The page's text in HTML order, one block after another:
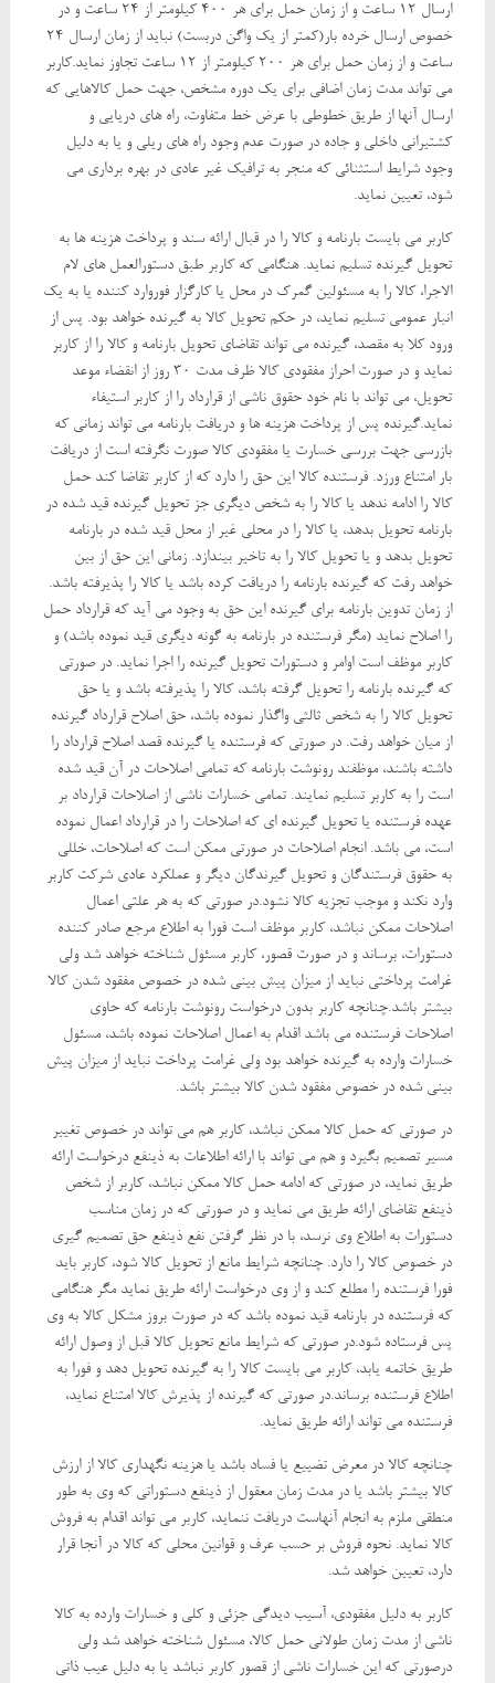
ارسال 12 ساعت و از زمان حمل برای هر 400 کیلومتر از 24 ساعت و در
خصوص ارسال خرده بار(کمتر از یک واگن دربست) نباید از زمان ارسال 24
ساعت و از زمان حمل برای هر 200 کیلومتر از 12 ساعت تجاوز نماید.کاربر
می تواند مدت زمان اضافی برای یک دوره مشخص، جهت حمل کالاهایی که
ارسال آنها از طریق خطوطی با عرض خط متفاوت، راه های دریایی و
کشتیرانی داخلی و جاده در صورت عدم وجود راه های ریلی و یا به دلیل
وجود شرایط استثنائی که منجر به ترافیک غیر عادی در بهره برداری می
شود، تعیین نماید.
کاربر می بایست بارنامه و کالا را در قبال ارائه سند و پرداخت هزینه ها به
تحویل گیرنده تسلیم نماید. هنگامی که کاربر طبق دستورالعمل های لام
الاجرا، کالا را به مسئولین گمرک در محل یا کارگزار فوروارد کننده یا به یک
انبار عمومی تسلیم نماید، در حکم تحویل کالا به گیرنده خواهد بود. پس از
ورود کلا به مقصد، گیرنده می تواند تقاضای تحویل بارنامه و کالا را از کاربر
نماید و در صورت احراز مفقودی کالا ظرف مدت 30 روز از انقضاء موعد
تحویل، می تواند با نام خود حقوق ناشی از قرارداد را از کاربر استیفاء
نماید.گیرنده پس از پرداخت هزینه ها و دریافت بارنامه می تواند زمانی که
بازرسی جهت بررسی خسارت یا مفقودی کالا صورت نگرفته است از دریافت
بار امتناع ورزد. فرستنده کالا این حق را دارد که از کاربر تقاضا کند حمل
کالا را ادامه ندهد یا کالا را به شخص دیگری جز تحویل گیرنده قید شده در
بارنامه تحویل بدهد، یا کالا را در محلی غیر از محل قید شده در بارنامه
تحویل بدهد و یا تحویل کالا را به تاخیر بیندازد. زمانی این حق از بین
خواهد رفت که گیرنده بارنامه را دریافت کرده باشد یا کالا را پذیرفته باشد.
از زمان تدوین بارنامه برای گیرنده این حق به وجود می آید که قرارداد حمل
را اصلاح نماید (مگر فرستنده در بارنامه به گونه دیگری قید نموده باشد) و
کاربر موظف است اوامر و دستورات تحویل گیرنده را اجرا نماید. در صورتی
که گیرنده بارنامه را تحویل گرفته باشد، کالا را پذیرفته باشد و یا حق
تحویل کالا را به شخص ثالثی واگذار نموده باشد، حق اصلاح قرارداد گیرنده
از میان خواهد رفت. در صورتی که فرستنده یا گیرنده قصد اصلاح قرارداد را
داشته باشند، موظفند رونوشت بارنامه که تمامی اصلاحات در آن قید شده
است را به کاربر تسلیم نمایند. تمامی خسارات ناشی از اصلاحات قرارداد بر
عهده فرستنده یا تحویل گیرنده ای که اصلاحات را در قرارداد اعمال نموده
است، می باشد. انجام اصلاحات در صورتی ممکن است که اصلاحات، خللی
به حقوق فرستندگان و تحویل گیرندگان دیگر و عملکرد عادی شرکت کاربر
وارد نکند و موجب تجزیه کالا نشود.در صورتی که به هر علتی اعمال
اصلاحات ممکن نباشد، کاربر موظف است فورا به اطلاع مرجع صادر کننده
دستورات، برساند و در صورت قصور، کاربر مسئول شناخته خواهد شد ولی
غرامت پرداختی نباید از میزان پیش بینی شده در خصوص مفقود شدن کالا
بیشتر باشد.چنانچه کاربر بدون درخواست رونوشت بارنامه که حاوی
اصلاحات فرستنده می باشد اقدام به اعمال اصلاحات نموده باشد، مسئول
خسارات وارده به گیرنده خواهد بود ولی غرامت پرداخت نباید از میزان پیش
بینی شده در خصوص مفقود شدن کالا بیشتر باشد.
در صورتی که حمل کالا ممکن نباشد، کاربر هم می تواند در خصوص تغییر
مسیر تصمیم بگیرد و هم می تواند با ارائه اطلاعات به ذینفع درخواست ارائه
طریق نماید، در صورتی که ادامه حمل کالا ممکن نباشد، کاربر از شخص
ذینفع تقاضای ارائه طریق می نماید و در صورتی که در زمان مناسب
دستورات به اطلاع وی نرسد، با در نظر گرفتن نفع ذینفع حق تصمیم گیری
در خصوص کالا را دارد. چنانچه شرایط مانع از تحویل کالا شود، کاربر باید
فورا فرستنده را مطلع کند و از وی درخواست ارائه طریق نماید مگر هنگامی
که فرستنده در بارنامه قید نموده باشد که در صورت بروز مشکل کالا به وی
پس فرستاده شود.در صورتی که شرایط مانع تحویل کالا قبل از وصول ارائه
طریق خاتمه یابد، کاربر می بایست کالا را به گیرنده تحویل دهد و فورا به
اطلاع فرستنده برساند.در صورتی که گیرنده از پذیرش کالا امتناع نماید،
فرستنده می تواند ارائه طریق نماید.
چنانچه کالا در معرض تضییع یا فساد باشد یا هزینه نگهداری کالا از ارزش
کالا بیشتر باشد یا در مدت زمان معقول از ذینفع دستوراتی که وی به طور
منطقی ملزم به انجام آنهاست دریافت ننماید، کاربر می تواند اقدام به فروش
کالا نماید. نحوه فروش بر حسب عرف و قوانین محلی که کالا در آنجا قرار
دارد، تعیین خواهد شد.
کاربر به دلیل مفقودی، آسیب دیدگی جزئی و کلی و خسارات وارده به کالا
ناشی از مدت زمان طولانی حمل کالا، مسئول شناخته خواهد شد ولی
درصورتی که این خسارات ناشی از قصور کاربر نباشد یا به دلیل عیب ذاتی